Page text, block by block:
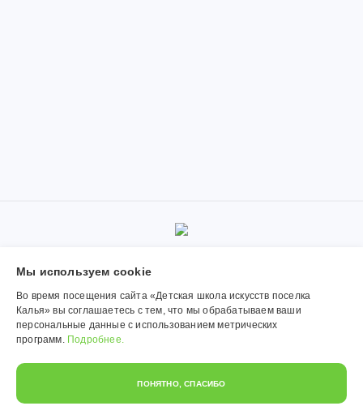
© 2019-2026, Муниципальное автономное учреждение
дополнительного образования «Детская школа искусств поселка
Калья». Использование материалов сайта согласуется с
администрацией учреждения.
Обработка персональных данных
Мы используем сookie
Во время посещения сайта «Детская школа искусств поселка
Калья» вы соглашаетесь с тем, что мы обрабатываем ваши
персональные данные с использованием метрических
программ. Подробнее.
ПОНЯТНО, СПАСИБО